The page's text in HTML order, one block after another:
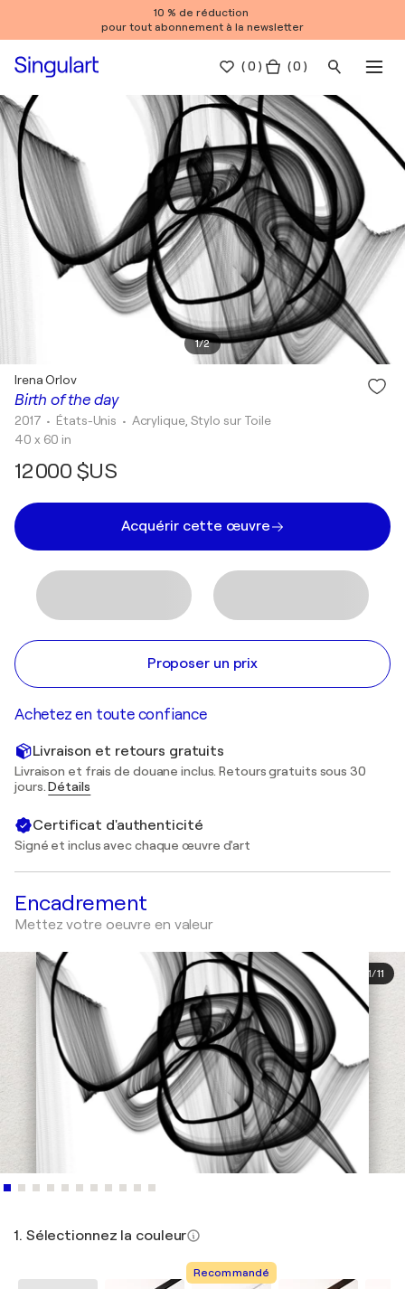
10 % de réduction
pour tout abonnement à la newsletter
(0 ) ( 0 )
1/2
Birth of the day
Irena Orlov
2017 • États-Unis • Acrylique, Stylo sur Toile
40 x 60 in
12 000 $US
Acquérir cette œuvre
Proposer un prix
Achetez en toute confiance
Livraison et retours gratuits
Livraison et frais de douane inclus. Retours gratuits sous 30
jours.Détails
Certificat d'authenticité
Signé et inclus avec chaque œuvre d'art
Encadrement
Mettez votre oeuvre en valeur
1/11
1. Sélectionnez la couleur
Recommandé